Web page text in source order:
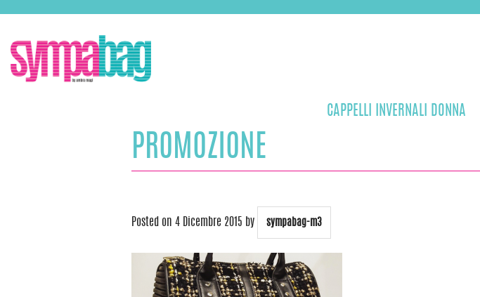
content
CAPPELLI INVERNALI DONNA
PROMOZIONE
Posted on 4 Dicembre 2015 by sympabag-m3